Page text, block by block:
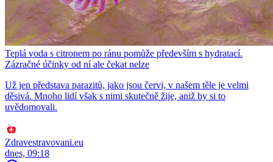
Teplá voda s citronem po ránu pomůže především s hydratací.
Zázračné účinky od ní ale čekat nelze
Už jen představa parazitů, jako jsou červi, v našem těle je velmi
děsivá. Mnoho lidí však s nimi skutečně žije, aniž by si to
uvědomovali.
Zdravestravovani.eu
dnes, 09:18